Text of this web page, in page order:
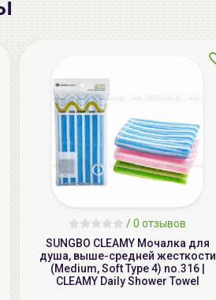
Восстанавливающий крем-
для лица, 50мл
/0 отзывов
SUNGBO CLEAMY Мочалка для
душа, выше-средней жесткости
(Medium, Soft Type 4) no.316 |
CLEAMY Daily Shower Towel